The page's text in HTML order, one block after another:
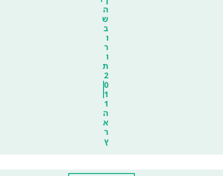
ה
ש
ב
ו
ר
ו
ת
2
0
1
1
ה
א
ר
ץ